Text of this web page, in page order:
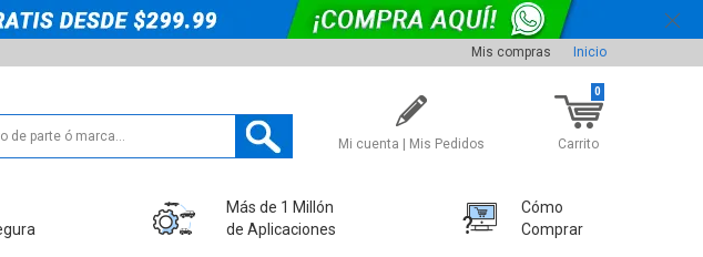
Mis compras Inicio
Mi cuenta | Mis Pedidos Carrito
0
Más de 1 Millón
de Aplicaciones
Cómo
Comprar